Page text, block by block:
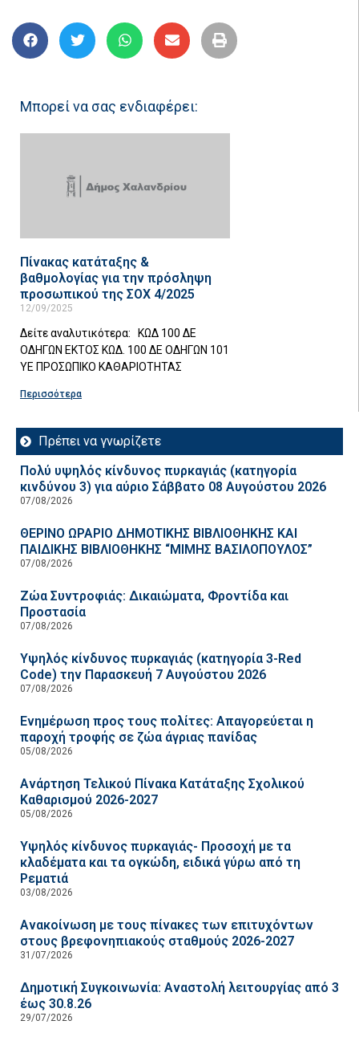
Μπορεί να σας ενδιαφέρει:
Πίνακας κατάταξης &
βαθμολογίας για την πρόσληψη
προσωπικού της ΣΟΧ 4/2025
12/09/2025
Δείτε αναλυτικότερα: ΚΩΔ 100 ΔΕ
ΟΔΗΓΩΝ ΕΚΤΟΣ ΚΩΔ. 100 ΔΕ ΟΔΗΓΩΝ 101
ΥΕ ΠΡΟΣΩΠΙΚΟ ΚΑΘΑΡΙΟΤΗΤΑΣ
Περισσότερα
Πρέπει να γνωρίζετε
Πολύ υψηλός κίνδυνος πυρκαγιάς (κατηγορία
κινδύνου 3) για αύριο Σάββατο 08 Αυγούστου 2026
07/08/2026
ΘΕΡΙΝΟ ΩΡΑΡΙΟ ΔΗΜΟΤΙΚΗΣ ΒΙΒΛΙΟΘΗΚΗΣ ΚΑΙ
ΠΑΙΔΙΚΗΣ ΒΙΒΛΙΟΘΗΚΗΣ “ΜΙΜΗΣ ΒΑΣΙΛΟΠΟΥΛΟΣ”
07/08/2026
Ζώα Συντροφιάς: Δικαιώματα, Φροντίδα και
Προστασία
07/08/2026
Υψηλός κίνδυνος πυρκαγιάς (κατηγορία 3-Red
Code) την Παρασκευή 7 Αυγούστου 2026
07/08/2026
Ενημέρωση προς τους πολίτες: Απαγορεύεται η
παροχή τροφής σε ζώα άγριας πανίδας
05/08/2026
Ανάρτηση Τελικού Πίνακα Κατάταξης Σχολικού
Καθαρισμού 2026-2027
05/08/2026
Υψηλός κίνδυνος πυρκαγιάς- Προσοχή με τα
κλαδέματα και τα ογκώδη, ειδικά γύρω από τη
Ρεματιά
03/08/2026
Ανακοίνωση με τους πίνακες των επιτυχόντων
στους βρεφονηπιακούς σταθμούς 2026-2027
31/07/2026
Δημοτική Συγκοινωνία: Αναστολή λειτουργίας από 3
έως 30.8.26
29/07/2026